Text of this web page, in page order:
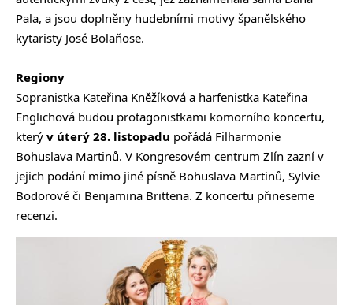
Pala, a jsou doplněny hudebními motivy španělského
kytaristy José Bolaňose.
Regiony
Sopranistka Kateřina Kněžíková a harfenistka Kateřina
Englichová budou protagonistkami komorního koncertu,
který v úterý 28. listopadu pořádá Filharmonie
Bohuslava Martinů. V Kongresovém centrum Zlín zazní v
jejich podání mimo jiné písně Bohuslava Martinů, Sylvie
Bodorové či Benjamina Brittena. Z koncertu přineseme
recenzi.